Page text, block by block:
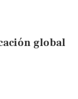
global